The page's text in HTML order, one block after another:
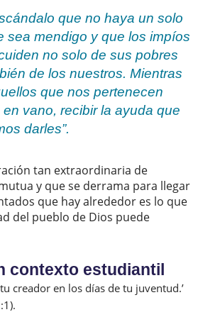
que no haya un solo
sea mendigo y que los impíos
no solo de sus pobres
de los nuestros. Mientras
que nos pertenecen
en vano, recibir la ayuda que
darles”.
tan extraordinaria de
y que se derrama para llegar
que hay alrededor es lo que
del pueblo de Dios puede
contexto estudiantil
creador en los días de tu juventud.’